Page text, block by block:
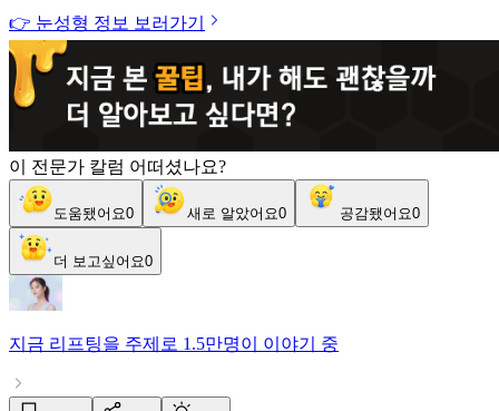
👉 눈성형 정보 보러가기
이 전문가 칼럼 어떠셨나요?
도움됐어요0 새로 알았어요0 공감됐어요0
더 보고싶어요0
지금 리프팅을 주제로 1.5만명이 이야기 중